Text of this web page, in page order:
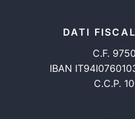
DATI
C.F.
IBAN
C.C.P.